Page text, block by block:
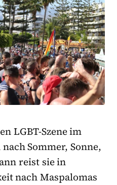
LGBT-Szene im
Sommer, Sonne,
reist sie in
nach Maspalomas